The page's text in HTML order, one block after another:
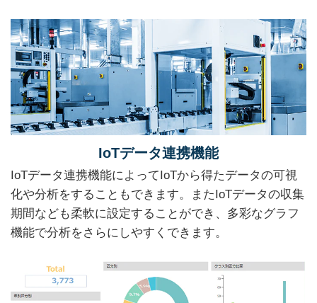
IoTデータ連携機能
IoTデータ連携機能によってIoTから得たデータの可視
化や分析をすることもできます。またIoTデータの収集
期間なども柔軟に設定することができ、多彩なグラフ
機能で分析をさらにしやすくできます。